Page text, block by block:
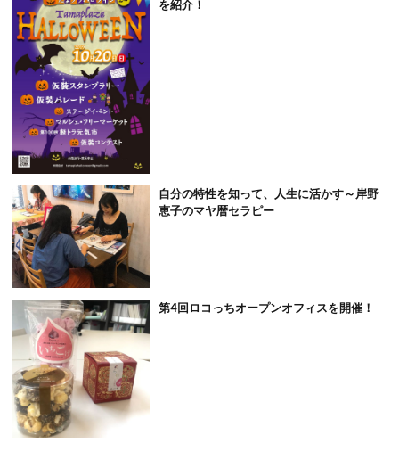
を紹介！
自分の特性を知って、人生に活かす～岸野
恵子のマヤ暦セラピー
第4回ロコっちオープンオフィスを開催！